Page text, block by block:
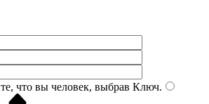
что вы человек, выбрав Ключ.